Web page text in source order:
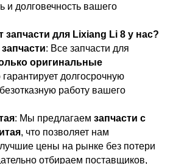
и долговечность вашего
для Lixiang Li 8 у нас?
: Все запчасти для
оригинальные
долгосрочную
работу вашего
: Мы предлагаем запчасти с
, что позволяет нам
цены на рынке без потери
отбираем поставщиков,